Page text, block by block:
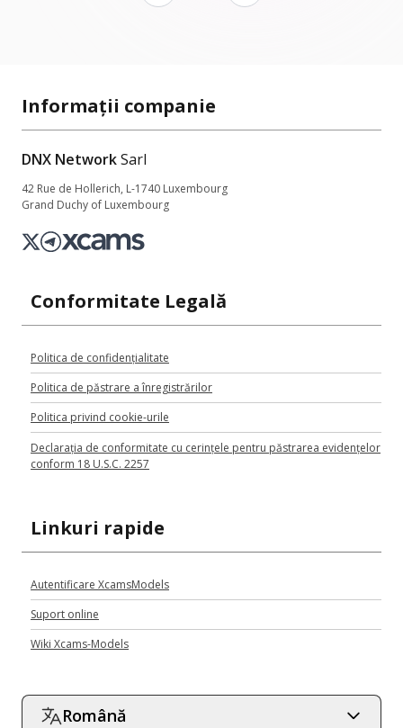
Informații companie
DNX NetworkSarl
42 Rue de Hollerich, L-1740 Luxembourg
Grand Duchy of Luxembourg
Conformitate Legală
Politica de confidențialitate
Politica de păstrare a înregistrărilor
Politica privind cookie-urile
Declarația de conformitate cu cerințele pentru păstrarea evidențelor
conform 18 U.S.C. 2257
Linkuri rapide
Autentificare XcamsModels
Suport online
Wiki Xcams-Models
Română